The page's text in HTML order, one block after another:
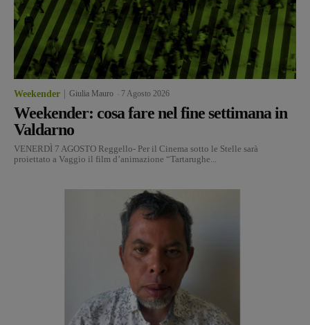
Weekender Giulia Mauro 7 Agosto 2026
Weekender: cosa fare nel fine settimana in
Valdarno
VENERDÌ 7 AGOSTO Reggello- Per il Cinema sotto le Stelle sarà
proiettato a Vaggio il film d’animazione “Tartarughe...